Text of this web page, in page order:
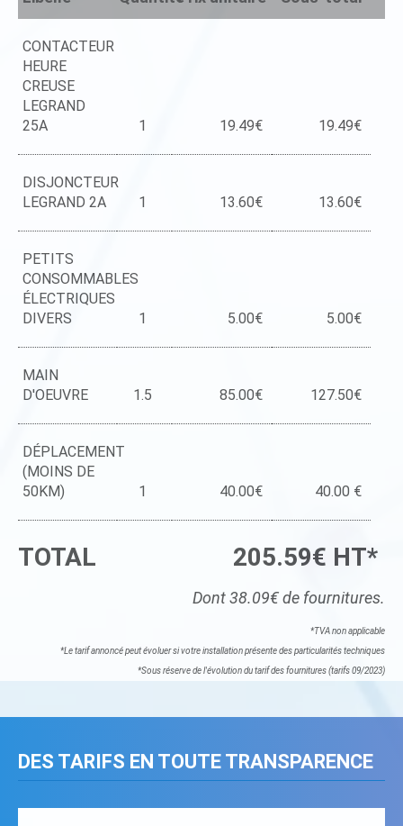
CONTACTEUR
HEURE
CREUSE
LEGRAND
25A
1 19.49€ 19.49€
DISJONCTEUR
LEGRAND 2A
1 13.60€ 13.60€
PETITS
CONSOMMABLES
ÉLECTRIQUES
DIVERS
1 5.00€ 5.00€
MAIN
D'OEUVRE
1.5 85.00€ 127.50€
DÉPLACEMENT
(MOINS DE
50KM)
1 40.00€ 40.00 €
TOTAL 205.59€ HT*
Dont 38.09€ de fournitures.
*TVA non applicable
*Le tarif annoncé peut évoluer si votre installation présente des particularités techniques
*Sous réserve de l'évolution du tarif des fournitures (tarifs 09/2023)
DES TARIFS EN TOUTE TRANSPARENCE